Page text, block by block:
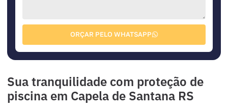
ORÇAR PELO WHATSAPP
Sua tranquilidade com proteção de
piscina em Capela de Santana RS